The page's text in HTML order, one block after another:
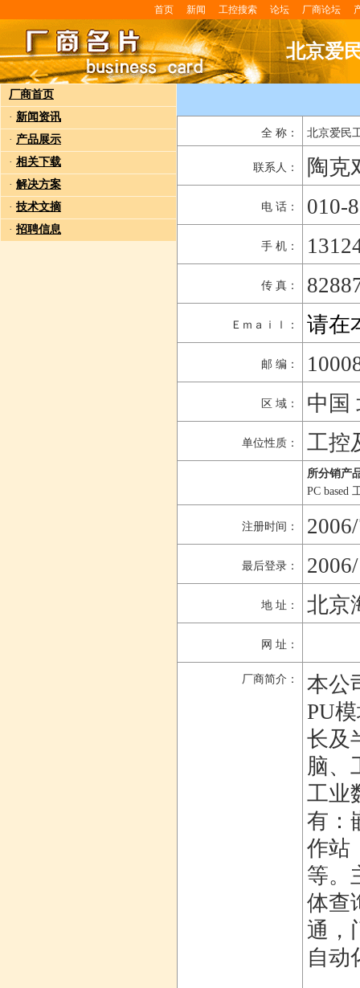
首页 新闻 工控搜索 论坛 厂商论坛
北京爱
厂商首页
· 新闻资讯
· 产品展示
· 相关下载
· 解决方案
· 技术文摘
· 招聘信息
全 称： 北京爱民
联系人： 陶克
电 话： 010-
手 机：
传 真：
Ｅｍａｉｌ： 请在
邮 编：
区 域： 中国
单位性质： 工控
所分销产
PC based
注册时间：
最后登录：
地 址： 北京
网 址：
厂商简介：
本公
PU
长及
脑、
工业
有：
作站
等。
体查
通，
自动